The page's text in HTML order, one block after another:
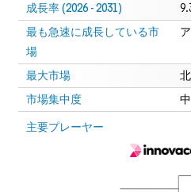
成長率 (2026 - 2031)
最も急速に成長している市
場
最大市場
市場集中度 中
主要プレーヤー
画像 © Mordor Intelligence。再利用に
4.0の表示が必要です。